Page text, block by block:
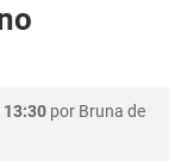
13:30 por Bruna de